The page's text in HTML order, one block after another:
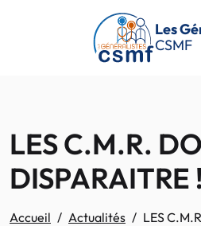
Passer au contenu principal
Les
CSMF
LES C.M.R.
DISPARAITRE !
Accueil Actualités LES